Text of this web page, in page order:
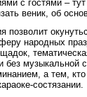
с гостями –
веник, об
позволит
народных
без
а тем,
состязании.